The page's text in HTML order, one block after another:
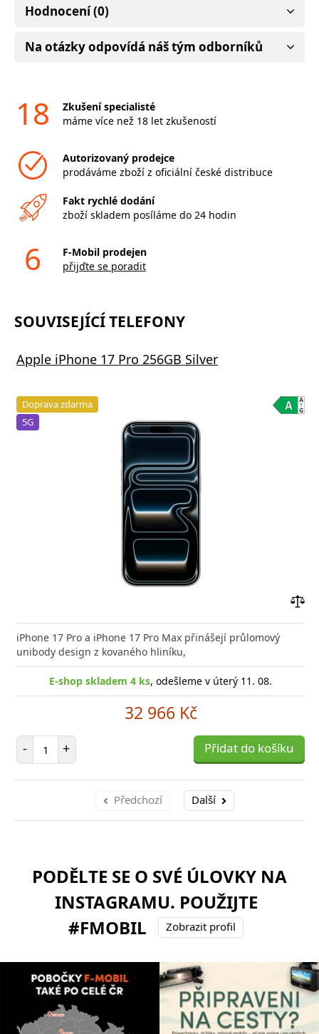
Hodnocení (0)
Na otázky odpovídá náš tým odborníků
18
Zkušení specialisté
máme více než 18 let zkušeností
Autorizovaný prodejce
prodáváme zboží z oficiální české distribuce
Fakt rychlé dodání
zboží skladem posíláme do 24 hodin
6
F-Mobil prodejen
přijďte se poradit
SOUVISEJÍCÍ TELEFONY
Apple iPhone 17 Pro 256GB Silver
Doprava zdarma
5G
iPhone 17 Pro a iPhone 17 Pro Max přinášejí průlomový
unibody design z kovaného hliníku,
E-shop skladem 4 ks, odešleme v úterý 11. 08.
32 966 Kč
- Počet položek
+ Přidat do košíku
Předchozí Další
PODĚLTE SE O SVÉ ÚLOVKY NA
INSTAGRAMU. POUŽIJTE
#FMOBIL
Zobrazit profil